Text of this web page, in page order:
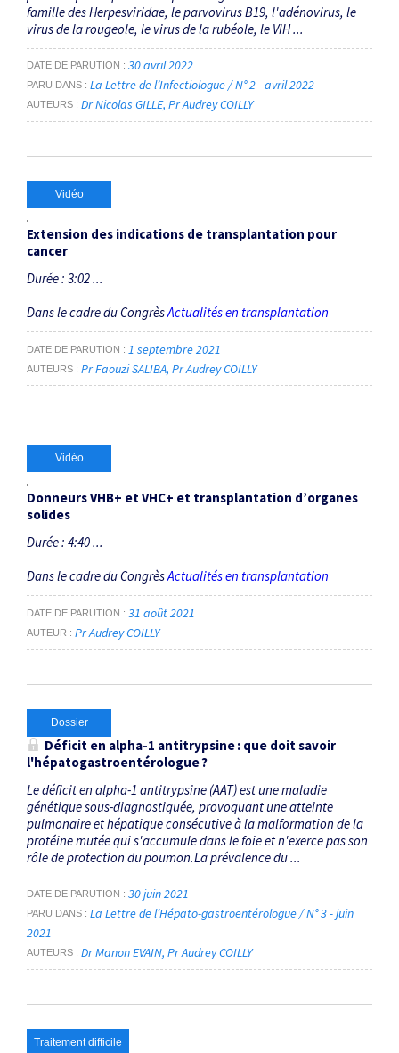
famille des Herpesviridae, le parvovirus B19, l'adénovirus, le
virus de la rougeole, le virus de la rubéole, le VIH ...
DATE DE PARUTION 30 avril 2022
PARU DANS La Lettre de l’Infectiologue / N° 2 - avril 2022
AUTEURS Dr Nicolas GILLE Pr Audrey COILLY
Vidéo
Extension des indications de transplantation pour
cancer
Durée : 3:02 ...
Dans le cadre du CongrèsActualités en transplantation
DATE DE PARUTION 1 septembre 2021
AUTEURS Pr Faouzi SALIBA Pr Audrey COILLY
Vidéo
Donneurs VHB+ et VHC+ et transplantation d’organes
solides
Durée : 4:40 ...
Dans le cadre du CongrèsActualités en transplantation
DATE DE PARUTION 31 août 2021
AUTEUR Pr Audrey COILLY
Dossier
Déficit en alpha-1 antitrypsine : que doit savoir
l'hépatogastroentérologue ?
Le déficit en alpha-1 antitrypsine (AAT) est une maladie
génétique sous-diagnostiquée, provoquant une atteinte
pulmonaire et hépatique consécutive à la malformation de la
protéine mutée qui s'accumule dans le foie et n'exerce pas son
rôle de protection du poumon.La prévalence du ...
DATE DE PARUTION 30 juin 2021
PARU DANS
La Lettre de l’Hépato-gastroentérologue / N° 3 - juin
2021
AUTEURS Dr Manon EVAIN Pr Audrey COILLY
Traitement difficile